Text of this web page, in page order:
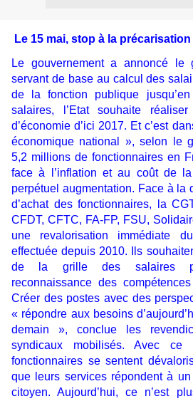
Le 15 mai, stop à la
Le gouvernement a annoncé le
servant de base au calcul des
de la fonction publique
salaires, l’Etat souhaite
d’économie d’ici 2017. Et c’est
économique national », selon le
5,2 millions de fonctionnaires en
face à l’inflation et au coût de
perpétuel augmentation. Face à la
d’achat des fonctionnaires, la
CFDT, CFTC, FA-FP, FSU,
une revalorisation immédiate
effectuée depuis 2010. Ils
de la grille des salaires
reconnaissance des
Créer des postes avec des
« répondre aux besoins
demain », conclue les
syndicaux mobilisés. Avec
fonctionnaires se sentent
que leurs services répondent à
citoyen. Aujourd’hui, ce n’est